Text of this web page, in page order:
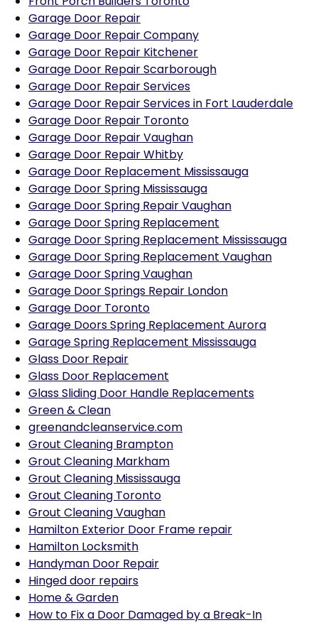
Garage Door Repair
Garage Door Repair Company
Garage Door Repair Kitchener
Garage Door Repair Scarborough
Garage Door Repair Services
Garage Door Repair Services in Fort Lauderdale
Garage Door Repair Toronto
Garage Door Repair Vaughan
Garage Door Repair Whitby
Garage Door Replacement Mississauga
Garage Door Spring Mississauga
Garage Door Spring Repair Vaughan
Garage Door Spring Replacement
Garage Door Spring Replacement Mississauga
Garage Door Spring Replacement Vaughan
Garage Door Spring Vaughan
Garage Door Springs Repair London
Garage Door Toronto
Garage Doors Spring Replacement Aurora
Garage Spring Replacement Mississauga
Glass Door Repair
Glass Door Replacement
Glass Sliding Door Handle Replacements
Green & Clean
greenandcleanservice.com
Grout Cleaning Brampton
Grout Cleaning Markham
Grout Cleaning Mississauga
Grout Cleaning Toronto
Grout Cleaning Vaughan
Hamilton Exterior Door Frame repair
Hamilton Locksmith
Handyman Door Repair
Hinged door repairs
Home & Garden
How to Fix a Door Damaged by a Break-In